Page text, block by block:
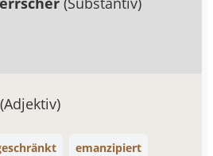
(Adjektiv)
emanzipiert